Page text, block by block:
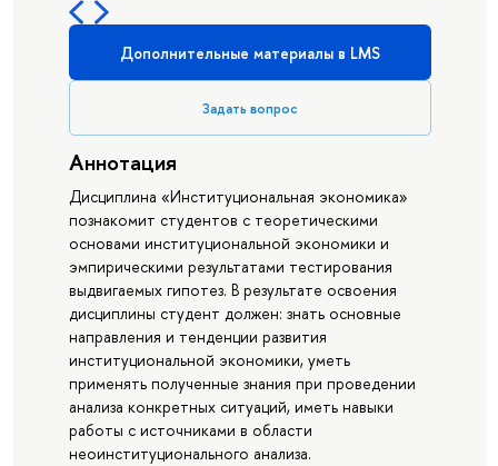
Дополнительные материалы в LMS
Задать вопрос
Аннотация
Дисциплина «Институциональная экономика»
познакомит студентов с теоретическими
основами институциональной экономики и
эмпирическими результатами тестирования
выдвигаемых гипотез. В результате освоения
дисциплины студент должен: знать основные
направления и тенденции развития
институциональной экономики, уметь
применять полученные знания при проведении
анализа конкретных ситуаций, иметь навыки
работы с источниками в области
неоинституционального анализа.